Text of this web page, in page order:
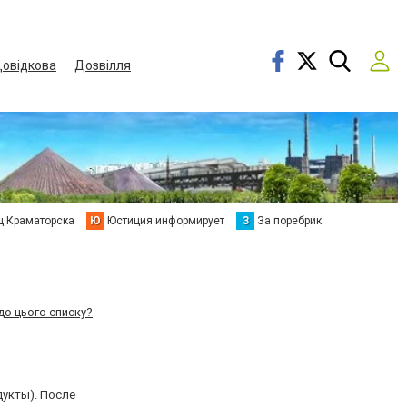
Дозвілля
Краматорска Ю Юстиция информирует З За поребрик
цього списку?
После